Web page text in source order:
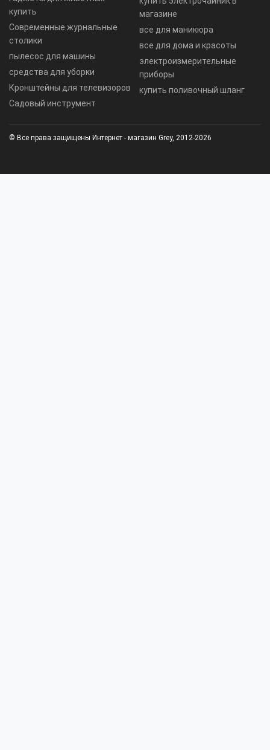
купить
Современные журнальные
столики
пылесос для машины
средства для уборки
Кронштейны для телевизоров
Садовый инструмент
магазине
все для маникюра
все для дома и красоты
электроизмерительные
приборы
купить поливочный шланг
© Все права защищены Интернет - магазин Grey, 2012-2026